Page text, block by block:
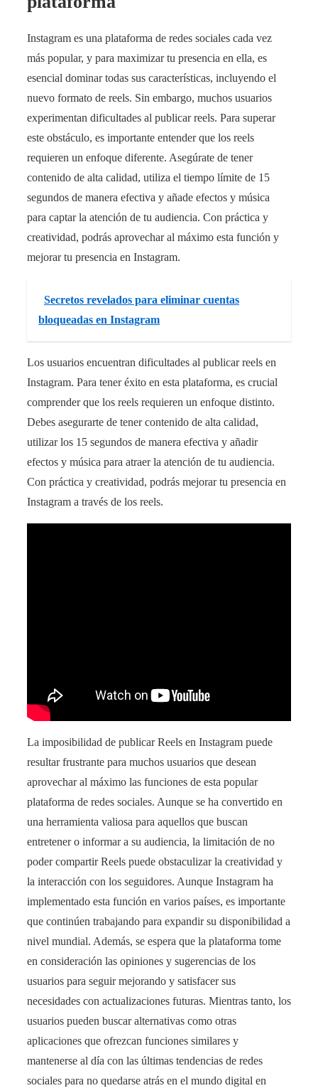
Instagram es una plataforma de redes sociales cada vez
más popular, y para maximizar tu presencia en ella, es
esencial dominar todas sus características, incluyendo el
nuevo formato de reels. Sin embargo, muchos usuarios
experimentan dificultades al publicar reels. Para superar
este obstáculo, es importante entender que los reels
requieren un enfoque diferente. Asegúrate de tener
contenido de alta calidad, utiliza el tiempo límite de 15
segundos de manera efectiva y añade efectos y música
para captar la atención de tu audiencia. Con práctica y
creatividad, podrás aprovechar al máximo esta función y
mejorar tu presencia en Instagram.
Secretos revelados para eliminar cuentas
bloqueadas en Instagram
Los usuarios encuentran dificultades al publicar reels en
Instagram. Para tener éxito en esta plataforma, es crucial
comprender que los reels requieren un enfoque distinto.
Debes asegurarte de tener contenido de alta calidad,
utilizar los 15 segundos de manera efectiva y añadir
efectos y música para atraer la atención de tu audiencia.
Con práctica y creatividad, podrás mejorar tu presencia en
Instagram a través de los reels.
La imposibilidad de publicar Reels en Instagram puede
resultar frustrante para muchos usuarios que desean
aprovechar al máximo las funciones de esta popular
plataforma de redes sociales. Aunque se ha convertido en
una herramienta valiosa para aquellos que buscan
entretener o informar a su audiencia, la limitación de no
poder compartir Reels puede obstaculizar la creatividad y
la interacción con los seguidores. Aunque Instagram ha
implementado esta función en varios países, es importante
que continúen trabajando para expandir su disponibilidad a
nivel mundial. Además, se espera que la plataforma tome
en consideración las opiniones y sugerencias de los
usuarios para seguir mejorando y satisfacer sus
necesidades con actualizaciones futuras. Mientras tanto, los
usuarios pueden buscar alternativas como otras
aplicaciones que ofrezcan funciones similares y
mantenerse al día con las últimas tendencias de redes
sociales para no quedarse atrás en el mundo digital en